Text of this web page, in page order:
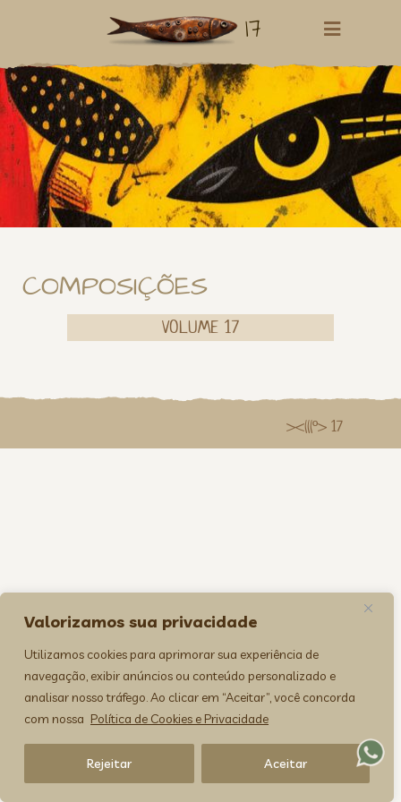
Valorizamos sua privacidade
Utilizamos cookies para aprimorar sua experiência de
navegação, exibir anúncios ou conteúdo personalizado e
analisar nosso tráfego. Ao clicar em “Aceitar”, você concorda
com nossa Política de Cookies e Privacidade
Rejeitar Aceitar
17
COMPOSIÇÕES
VOLUME 17
><(((º> 17